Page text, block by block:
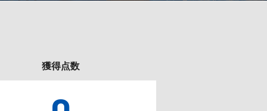
獲得点数